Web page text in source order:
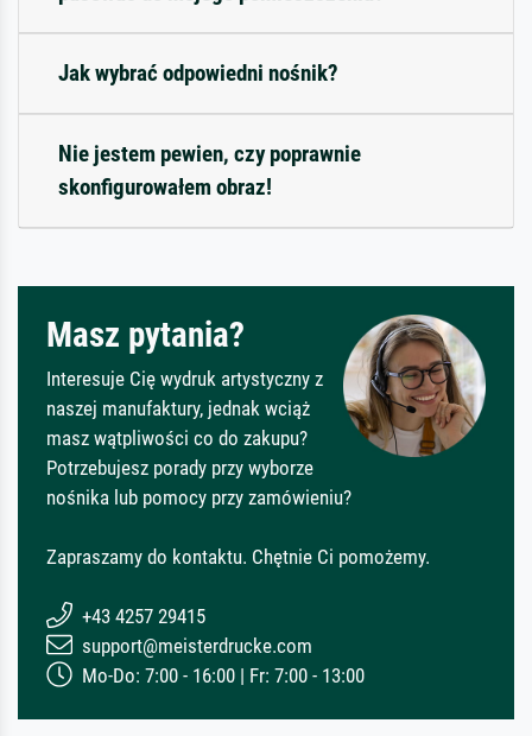
Jak wybrać odpowiedni nośnik?
Nie jestem pewien, czy poprawnie
skonfigurowałem obraz!
Masz pytania?
Interesuje Cię wydruk artystyczny z
naszej manufaktury, jednak wciąż
masz wątpliwości co do zakupu?
Potrzebujesz porady przy wyborze
nośnika lub pomocy przy zamówieniu?
Zapraszamy do kontaktu. Chętnie Ci pomożemy.
+43 4257 29415
support@meisterdrucke.com
Mo-Do: 7:00 - 16:00 | Fr: 7:00 - 13:00